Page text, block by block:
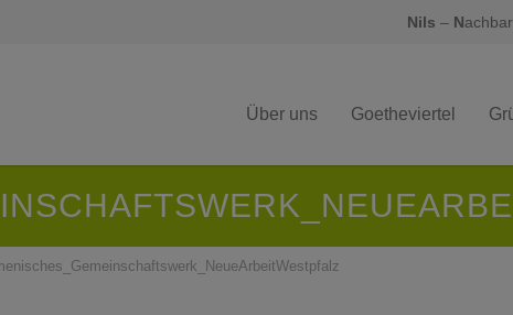
Nils – N
Über uns Goetheviertel